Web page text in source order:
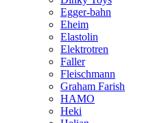
Egger-bahn
Eheim
Elastolin
Elektrotren
Faller
Fleischmann
Graham Farish
HAMO
Heki